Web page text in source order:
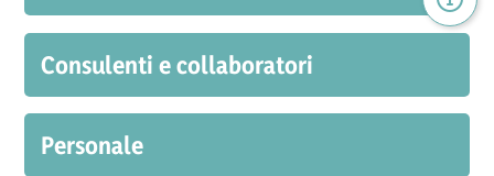
Consulenti e collaboratori
Personale